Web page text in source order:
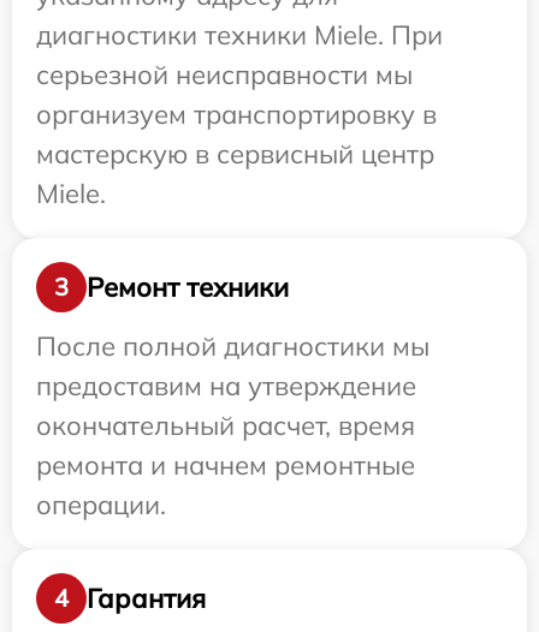
диагностики техники Miele. При
серьезной неисправности мы
организуем транспортировку в
мастерскую в сервисный центр
Miele.
3
Ремонт техники
После полной диагностики мы
предоставим на утверждение
окончательный расчет, время
ремонта и начнем ремонтные
операции.
4
Гарантия